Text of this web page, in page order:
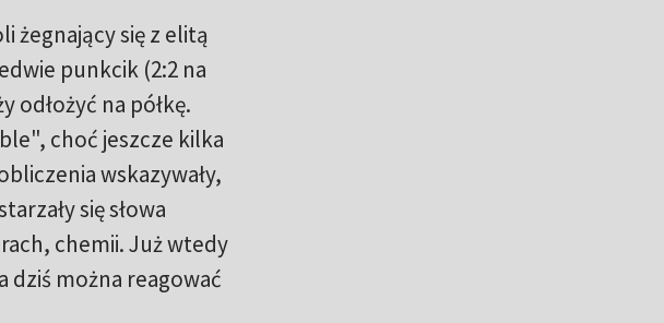
żegnający się z elitą
punkcik (2:2 na
odłożyć na półkę.
choć jeszcze kilka
wskazywały,
się słowa
chemii. Już wtedy
dziś można reagować